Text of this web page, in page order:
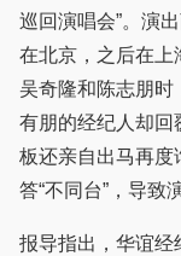
巡回演唱会”。演
在北京，之后在上
吴奇隆和陈志朋时
有朋的经纪人却回
板还亲自出马再度
答“不同台”，导致
报导指出，华谊经